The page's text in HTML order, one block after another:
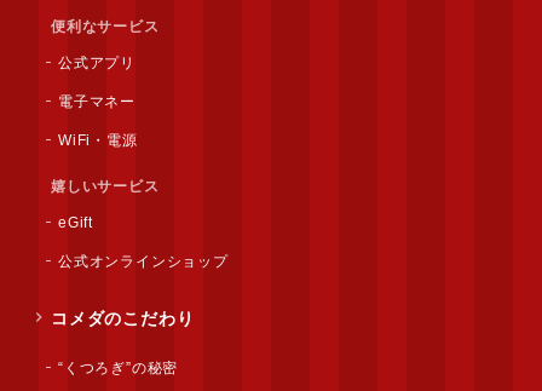
便利なサービス
公式アプリ
電子マネー
WiFi・電源
嬉しいサービス
eGift
公式オンラインショップ
コメダのこだわり
“くつろぎ”の秘密